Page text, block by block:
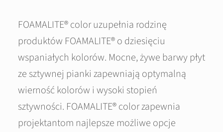
FOAMALITE® color uzupełnia rodzinę
produktów FOAMALITE® o dziesięciu
wspaniałych kolorów. Mocne, żywe barwy płyt
ze sztywnej pianki zapewniają optymalną
wierność kolorów i wysoki stopień
sztywności. FOAMALITE® color zapewnia
projektantom najlepsze możliwe opcje